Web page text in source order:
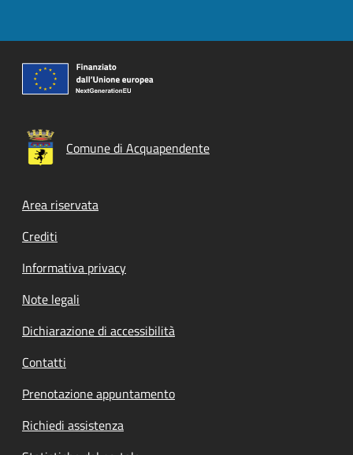
Comune di Acquapendente
Footer menu
Area riservata
Crediti
Informativa privacy
Note legali
Dichiarazione di accessibilità
Contatti
Prenotazione appuntamento
Richiedi assistenza